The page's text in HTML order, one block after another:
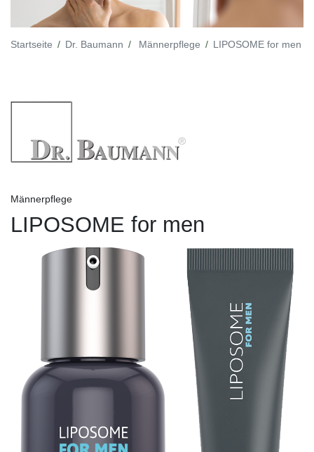
Startseite Dr. Baumann Männerpflege LIPOSOME for men
Männerpflege
LIPOSOME for men